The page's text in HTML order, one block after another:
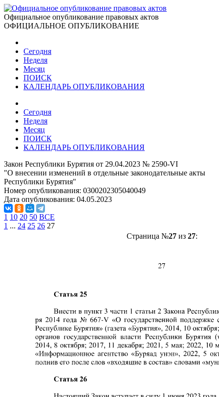
Официальное опубликование правовых актов
ОФИЦИАЛЬНОЕ ОПУБЛИКОВАНИЕ
Сегодня
Неделя
Месяц
ПОИСК
КАЛЕНДАРЬ ОПУБЛИКОВАНИЯ
Сегодня
Неделя
Месяц
ПОИСК
КАЛЕНДАРЬ ОПУБЛИКОВАНИЯ
Закон Республики Бурятия от 29.04.2023 № 2590-VI
"О внесении изменений в отдельные законодательные акты
Республики Бурятия"
Номер опубликования: 0300202305040049
Дата опубликования: 04.05.2023
1 10 20 50 ВСЕ
1 ... 24 25 26 27
Страница №27из 27: